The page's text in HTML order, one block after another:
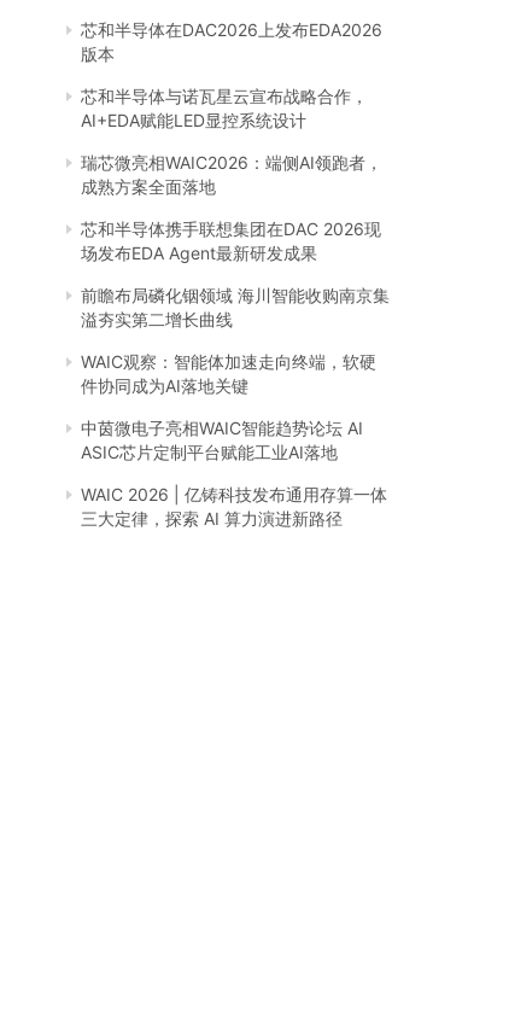
芯和半导体在DAC2026上发布EDA2026
版本
芯和半导体与诺瓦星云宣布战略合作，
AI+EDA赋能LED显控系统设计
瑞芯微亮相WAIC2026：端侧AI领跑者，
成熟方案全面落地
芯和半导体携手联想集团在DAC 2026现
场发布EDA Agent最新研发成果
前瞻布局磷化铟领域 海川智能收购南京集
溢夯实第二增长曲线
WAIC观察：智能体加速走向终端，软硬
件协同成为AI落地关键
中茵微电子亮相WAIC智能趋势论坛 AI
ASIC芯片定制平台赋能工业AI落地
WAIC 2026 | 亿铸科技发布通用存算一体
三大定律，探索 AI 算力演进新路径